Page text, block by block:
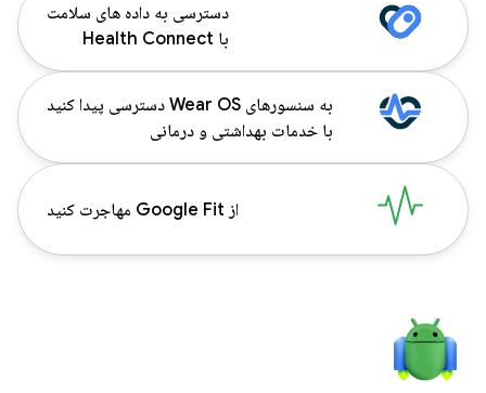
دسترسی به داده های سلامت
با Health Connect
به سنسورهای Wear OS دسترسی پیدا کنید
با خدمات بهداشتی و درمانی
از Google Fit مهاجرت کنید